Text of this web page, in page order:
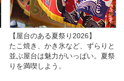
【屋台のある夏祭り2026】
たこ焼き、かき氷など、ずらりと
並ぶ屋台は魅力がいっぱい。夏祭
りを満喫しよう。